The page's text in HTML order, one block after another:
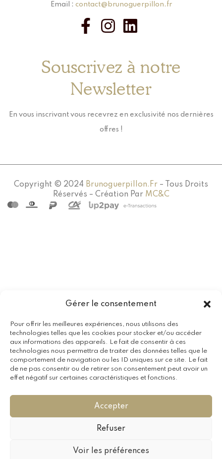
Gérer le consentement
Pour offrir les meilleures expériences, nous utilisons des
technologies telles que les cookies pour stocker et/ou accéder
aux informations des appareils. Le fait de consentir à ces
technologies nous permettra de traiter des données telles que le
comportement de navigation ou les ID uniques sur ce site. Le fait
de ne pas consentir ou de retirer son consentement peut avoir un
effet négatif sur certaines caractéristiques et fonctions.
Accepter
Refuser
Voir les préférences
Email : contact@brunoguerpillon.fr
Souscrivez à notre
Newsletter
En vous inscrivant vous recevrez en exclusivité nos dernières
offres !
Copyright © 2024 Brunoguerpillon.fr – Tous Droits
Réservés – Création Par MC&C